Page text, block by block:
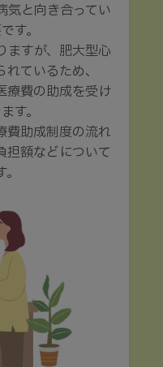
気と向き合ってい
す。
ますが、肥大型心
ているため、
療費の助成を受け
す。
費助成制度の流れ
担額などについて